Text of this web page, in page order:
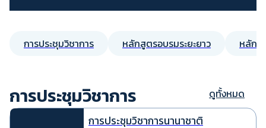
การประชุมวิชาการ หลักสูตรอบรมระยะยาว หลักสู
การประชุมวิชาการ ดูทั้งหมด
การประชุมวิชาการนานาชาติ